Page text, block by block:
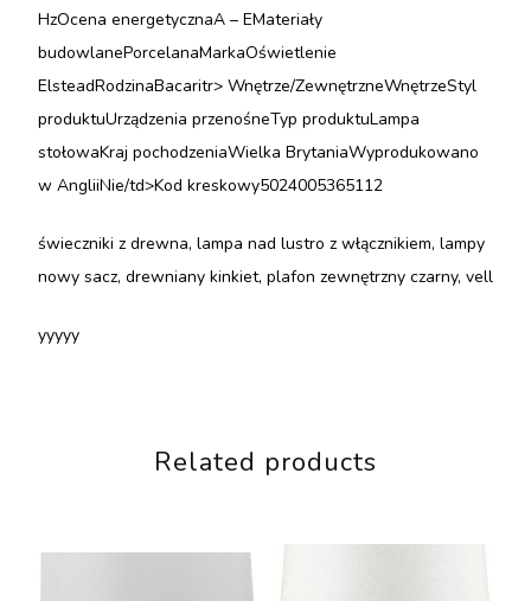
HzOcena energetycznaA – EMateriały
budowlanePorcelanaMarkaOświetlenie
ElsteadRodzinaBacaritr> Wnętrze/ZewnętrzneWnętrzeStyl
produktuUrządzenia przenośneTyp produktuLampa
stołowaKraj pochodzeniaWielka BrytaniaWyprodukowano
w AngliiNie/td>Kod kreskowy5024005365112
świeczniki z drewna, lampa nad lustro z włącznikiem, lampy
nowy sacz, drewniany kinkiet, plafon zewnętrzny czarny, vell
yyyyy
Related products